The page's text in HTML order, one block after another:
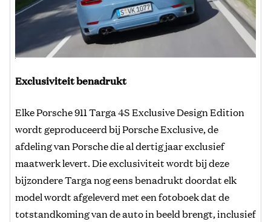
Exclusiviteit benadrukt
Elke Porsche 911 Targa 4S Exclusive Design Edition
wordt geproduceerd bij Porsche Exclusive, de
afdeling van Porsche die al dertig jaar exclusief
maatwerk levert. Die exclusiviteit wordt bij deze
bijzondere Targa nog eens benadrukt doordat elk
model wordt afgeleverd met een fotoboek dat de
totstandkoming van de auto in beeld brengt, inclusief